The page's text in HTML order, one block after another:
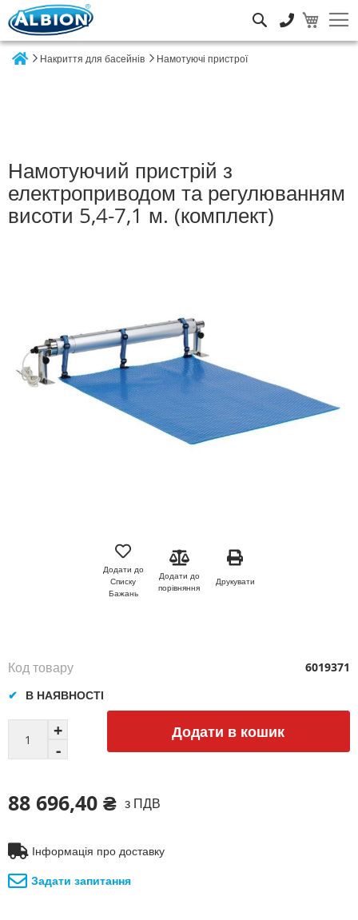
Накриття для басейнів Намотуючі пристрої
Намотуючий пристрій з
електроприводом та регулюванням
висоти 5,4-7,1 м. (комплект)
зображень
Додати до
Списку
Бажань
Додати до
порівняння
Друкувати
Додати в кошик
88 696,40 ₴ з ПДВ
В НАЯВНОСТІ
Код товару 6019371
Інформація про доставку
Задати запитання